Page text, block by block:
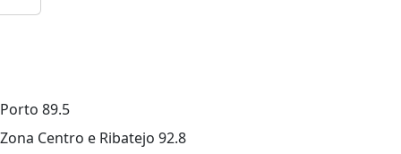
Porto 89.5
Zona Centro e Ribatejo 92.8